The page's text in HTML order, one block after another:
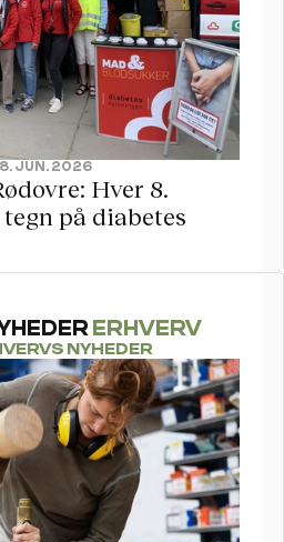
8. JUN. 2026
Hver 8.
på diabetes
ERHVERV
NYHEDER